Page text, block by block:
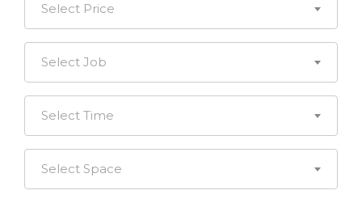
Select Price
Select Job
Select Time
Select Space